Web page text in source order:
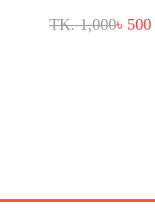
TK. 1,000৳ 500